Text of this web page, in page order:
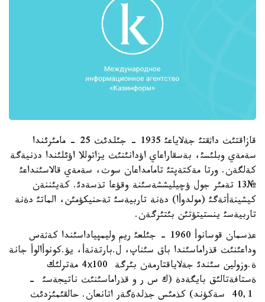
قازاقتئث داثقتئ جةلاياعئ 1935 - جئلدئث 25 - مامئرئندا
سةمةي وبلئسئ، بةسقاراعاي اؤدانئنئث يزاتوللا اؤئلئندا دذنيةگة
كةلگةن. ورتا مةكتةپتئ تامامداعان سوث، سةمةي قالاسئنداعئ
№13 تةمئر جول ؤچيليششةسئنة وقؤعا تذسةدئ. كةيئننةن
كيشينةأتةگئ (مولدوأا) دةنة تاربيةسئ تةحنيكؤمئن، الماتئ دةنة
تاربيةسئ ينستيتؤتئن بئتئرگةن.
عذسمان قوسانوأ 1960 - جئلعئ ريم وليمپياداسئندا كةثةس
وداعئنئث قذراماسئندا باق سئناپ، ل.بارتةنةأ، يؤ.كونوأالوأ جانة
ة.وزولين سئندئ جةلاياقتارمةن بئرگة 4х100 مةترلئك
ةستافةتالئق بايگةدة (ك س ر و قذراماسئنئث ناتيجةسئ -
40,1 سةكؤند) كذمئس جذلدةگةر اتانعان. حالقئمئزدئث